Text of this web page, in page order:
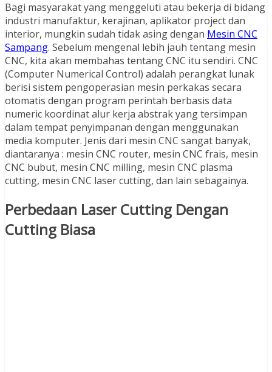
Bagi masyarakat yang menggeluti atau bekerja di bidang
industri manufaktur, kerajinan, aplikator project dan
interior, mungkin sudah tidak asing dengan Mesin CNC
Sampang. Sebelum mengenal lebih jauh tentang mesin
CNC, kita akan membahas tentang CNC itu sendiri. CNC
(Computer Numerical Control) adalah perangkat lunak
berisi sistem pengoperasian mesin perkakas secara
otomatis dengan program perintah berbasis data
numeric koordinat alur kerja abstrak yang tersimpan
dalam tempat penyimpanan dengan menggunakan
media komputer. Jenis dari mesin CNC sangat banyak,
diantaranya : mesin CNC router, mesin CNC frais, mesin
CNC bubut, mesin CNC milling, mesin CNC plasma
cutting, mesin CNC laser cutting, dan lain sebagainya.
Perbedaan Laser Cutting Dengan
Cutting Biasa